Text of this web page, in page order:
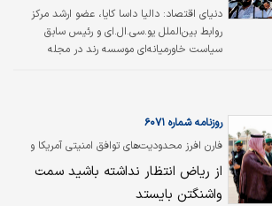
دنیای اقتصاد: دالیا داسا کایا، عضو ارشد مرکز
روابط بین‌الملل یو.سی.ال.ای و رئیس سابق
سیاست خاورمیانه‌ای موسسه رند در مجله
آن اعتماد به نفس بیش از حد قبل از هفتم اکتبر
خداحافظی کرده‌اند و تقریبا همه این نهادها به
اجماع رسیده‌اند که اسرائیل آن‌قدر که در گذشته
به تصویر کشیده می‌شد، قوی نیست. این تغییر
نگرش باعث اقدامات تهاجمی این رژیم، ناشی از
فارن افرز محدودیت‌های توافق امنیتی آمریکا و
عربستان را بررسی کرد
روزنامه شماره ۶۰۷۱
از ریاض انتظار نداشته باشید سمت
واشنگتن بایستد